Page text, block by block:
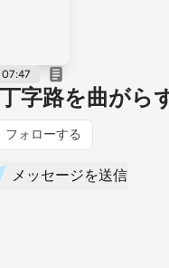
07:47
路を曲がら
フォローする
メッセージを送信